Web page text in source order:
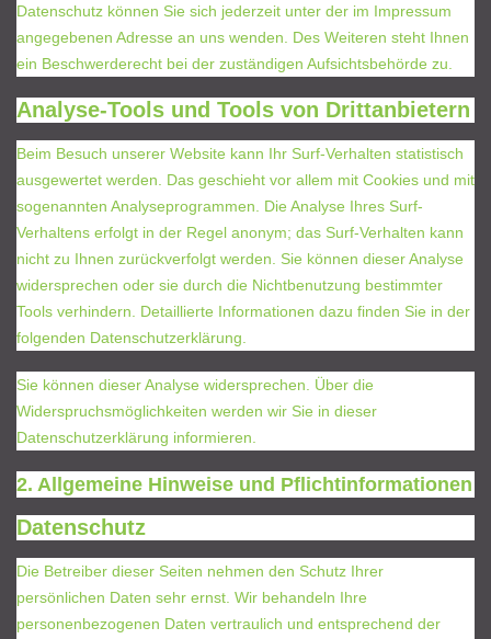
Datenschutz können Sie sich jederzeit unter der im Impressum
angegebenen Adresse an uns wenden. Des Weiteren steht Ihnen
ein Beschwerderecht bei der zuständigen Aufsichtsbehörde zu.
Analyse-Tools und Tools von Drittanbietern
Beim Besuch unserer Website kann Ihr Surf-Verhalten statistisch
ausgewertet werden. Das geschieht vor allem mit Cookies und mit
sogenannten Analyseprogrammen. Die Analyse Ihres Surf-
Verhaltens erfolgt in der Regel anonym; das Surf-Verhalten kann
nicht zu Ihnen zurückverfolgt werden. Sie können dieser Analyse
widersprechen oder sie durch die Nichtbenutzung bestimmter
Tools verhindern. Detaillierte Informationen dazu finden Sie in der
folgenden Datenschutzerklärung.
Sie können dieser Analyse widersprechen. Über die
Widerspruchsmöglichkeiten werden wir Sie in dieser
Datenschutzerklärung informieren.
2. Allgemeine Hinweise und Pflichtinformationen
Datenschutz
Die Betreiber dieser Seiten nehmen den Schutz Ihrer
persönlichen Daten sehr ernst. Wir behandeln Ihre
personenbezogenen Daten vertraulich und entsprechend der